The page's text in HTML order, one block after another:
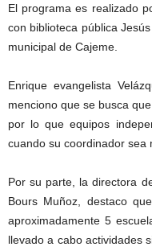
El programa es realizado
con biblioteca pública
municipal de Cajeme.
Enrique evangelista
menciono que se busca
por lo que equipos
cuando su coordinador sea
Por su parte, la directora
Bours Muñoz, destaco
aproximadamente 5
llevado a cabo actividades